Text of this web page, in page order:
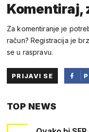
Komentiraj,
Za komentiranje je
račun? Registracija je
se u raspravu.
PRIJAVI SE
TOP NEWS